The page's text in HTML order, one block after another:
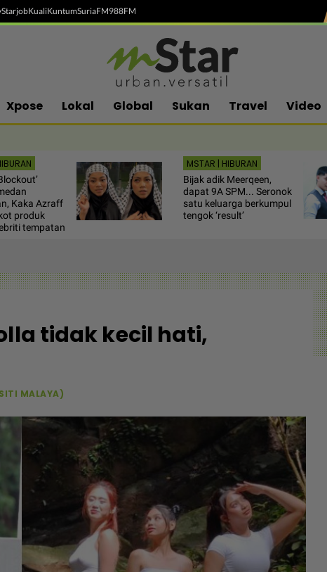
KualiKuntumSuriaFM988FM
Xpose Lokal Global Sukan Travel Video
Kaka Azraff
produk
tempatan
MSTAR | HIBURAN
Bijak adik Meerqeen,
dapat 9A SPM... Seronok
satu keluarga berkumpul
tengok ‘result’
tidak kecil hati,
MALAYA)